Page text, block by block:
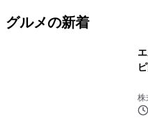
グルメの新着
株